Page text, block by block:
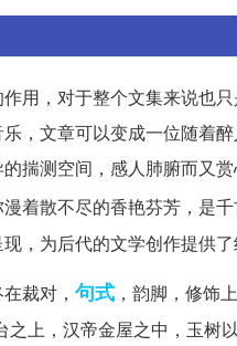
用，对于整个文集来说也
，文章可以变成一位随着
揣测空间，感人肺腑而又
着散不尽的香艳芬芳，是
，为后代的文学创作提供了
裁对， 句式 ，韵脚，修饰
上，汉帝金屋之中，玉树